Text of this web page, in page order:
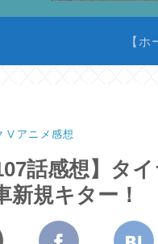
【ホ
Ⅴアニメ感想
話感想】タ
規キター！